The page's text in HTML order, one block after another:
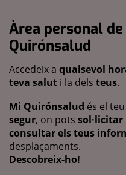
Àrea personal
Quirónsalud
Accedeix a qualsevol
teva salut i la dels teus.
Mi Quirónsalud és el teu
segur, on pots sol·licitar
consultar els teus
desplaçaments.
Descobreix-ho!